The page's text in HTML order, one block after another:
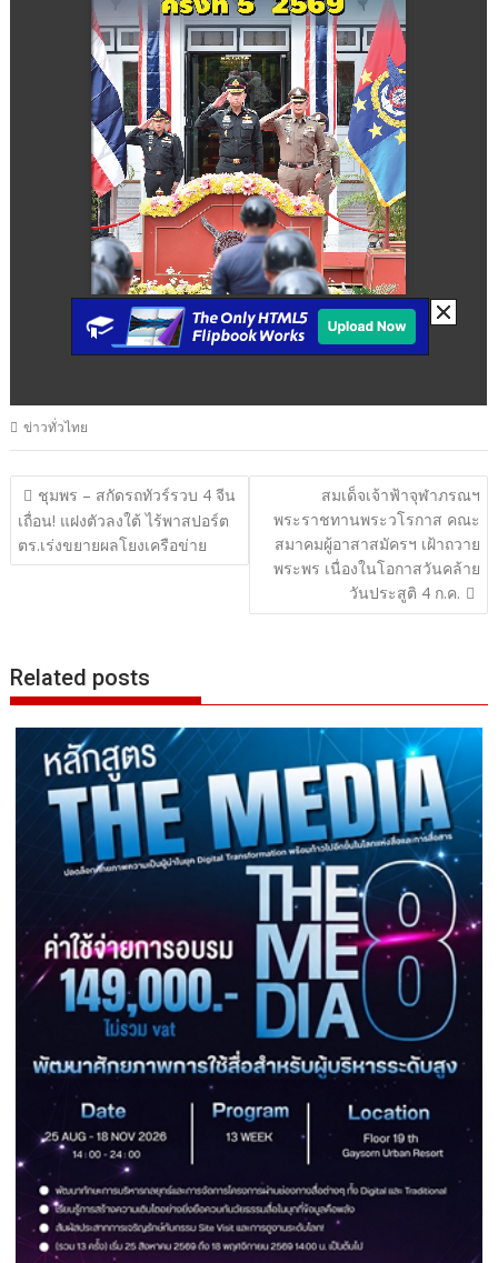
ข่าวทั่วไทย
แนะแนว
เรื่อง
ชุมพร – สกัดรถทัวร์รวบ 4 จีน
เถื่อน! แฝงตัวลงใต้ ไร้พาสปอร์ต
ตร.เร่งขยายผลโยงเครือข่าย
สมเด็จเจ้าฟ้าจุฬาภรณฯ
พระราชทานพระวโรกาส คณะ
สมาคมผู้อาสาสมัครฯ เฝ้าถวาย
พระพร เนื่องในโอกาสวันคล้าย
วันประสูติ 4 ก.ค.
Related posts